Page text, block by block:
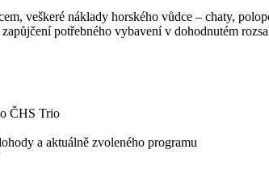
veškeré náklady horského vůdce – chaty,
potřebného vybavení v dohodnutém
ČHS Trio
a aktuálně zvoleného programu